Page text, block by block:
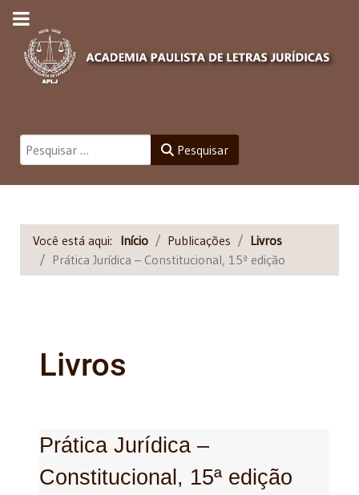
Pesquisar Pesquisar
Você está aqui: Início Publicações
Livros
Prática Jurídica – Constitucional, 15ª edição
Livros
Prática Jurídica –
Constitucional, 15ª edição